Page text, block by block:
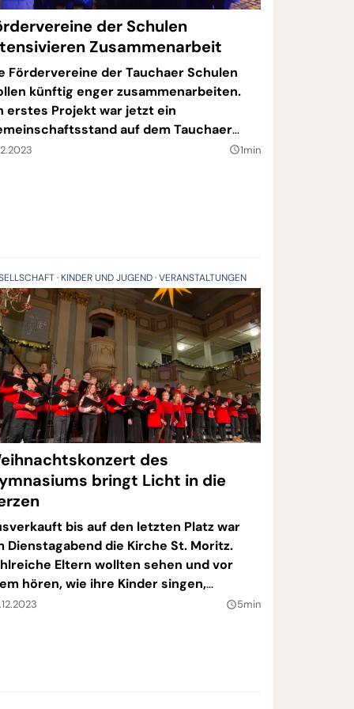
der Schulen
Zusammenarbeit
Fördervereine der Tauchaer Schulen
künftig enger zusammenarbeiten.
erstes Projekt war jetzt ein
auf dem Tauchaer
query_builder1min
KINDER UND JUGEND VERANSTALTUNGEN
des
bringt Licht in die
bis auf den letzten Platz war
Dienstagabend die Kirche St. Moritz.
Eltern wollten sehen und vor
hören, wie ihre Kinder singen,
oder Theater spielen. Das
query_builder5min